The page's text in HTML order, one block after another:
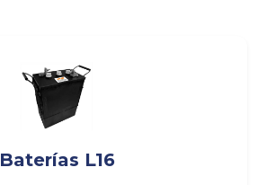
ENVIAR
Baterías L16